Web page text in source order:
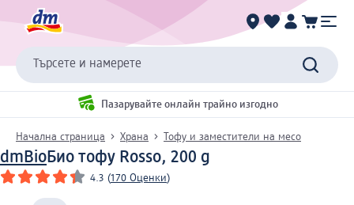
Търсете и намерете
Пазарувайте онлайн трайно изгодно
Начална страница Храна Тофу и заместители на месо
dmBioБио тофу Rosso, 200 g
4.3 (170 Оценки)